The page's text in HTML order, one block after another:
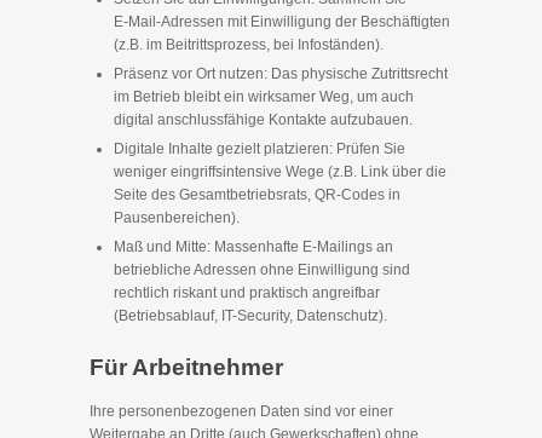
E‑Mail-Adressen mit Einwilligung der Beschäftigten
(z.B. im Beitrittsprozess, bei Infoständen).
Präsenz vor Ort nutzen: Das physische Zutrittsrecht
im Betrieb bleibt ein wirksamer Weg, um auch
digital anschlussfähige Kontakte aufzubauen.
Digitale Inhalte gezielt platzieren: Prüfen Sie
weniger eingriffsintensive Wege (z.B. Link über die
Seite des Gesamtbetriebsrats, QR-Codes in
Pausenbereichen).
Maß und Mitte: Massenhafte E‑Mailings an
betriebliche Adressen ohne Einwilligung sind
rechtlich riskant und praktisch angreifbar
(Betriebsablauf, IT-Security, Datenschutz).
Für Arbeitnehmer
Ihre personenbezogenen Daten sind vor einer
Weitergabe an Dritte (auch Gewerkschaften) ohne